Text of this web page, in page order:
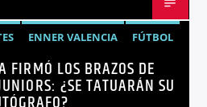
ENNER VALENCIA
FÚTBOL
FIRMÓ LOS BRAZOS DE
¿SE TATUARÁN SU